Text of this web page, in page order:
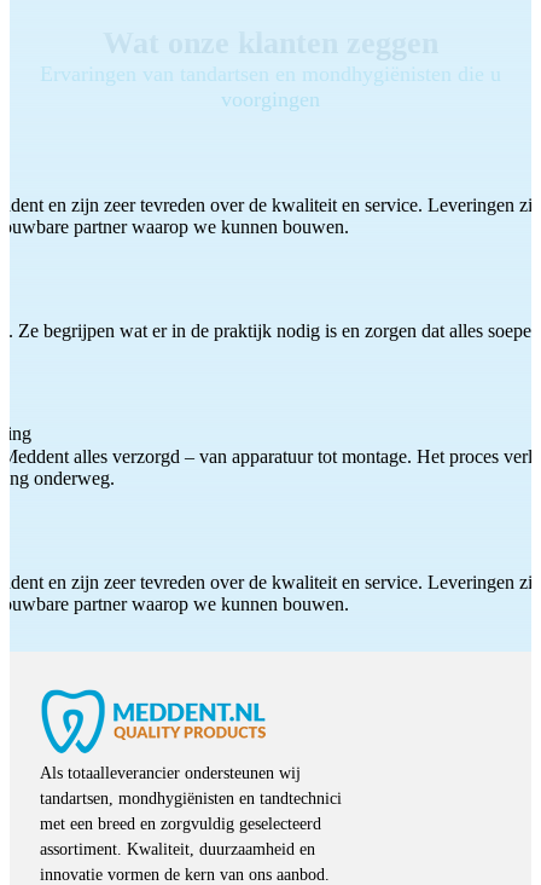
Ervaringen van tandartsen en mondhygiënisten die u
voorgingen
en zijn zeer tevreden over de kwaliteit en service. Leveringen
partner waarop we kunnen bouwen.
Ze begrijpen wat er in de praktijk nodig is en zorgen dat alles
alles verzorgd – van apparatuur tot montage. Het proces
onderweg.
en zijn zeer tevreden over de kwaliteit en service. Leveringen
partner waarop we kunnen bouwen.
Als totaalleverancier ondersteunen wij
tandartsen, mondhygiënisten en tandtechnici
met een breed en zorgvuldig geselecteerd
assortiment. Kwaliteit, duurzaamheid en
innovatie vormen de kern van ons aanbod.